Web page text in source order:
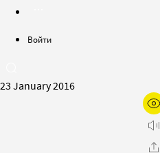
Войти
23 January 2016